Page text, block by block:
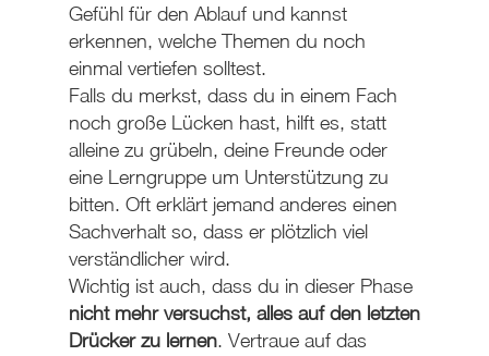
Gefühl für den Ablauf und kannst
erkennen, welche Themen du noch
einmal vertiefen solltest.
Falls du merkst, dass du in einem Fach
noch große Lücken hast, hilft es, statt
alleine zu grübeln, deine Freunde oder
eine Lerngruppe um Unterstützung zu
bitten. Oft erklärt jemand anderes einen
Sachverhalt so, dass er plötzlich viel
verständlicher wird.
Wichtig ist auch, dass du in dieser Phase
nicht mehr versuchst, alles auf den letzten
Drücker zu lernen. Vertraue auf das